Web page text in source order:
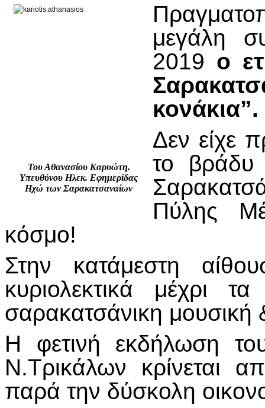
Του Αθανασίου Καρυώτη.
Υπευθύνου Ηλεκ. Εφημερίδας
Ηχώ των Σαρακατσαναίων
μεγάλη
2019 ο
κονάκια”.
Δεν είχε
το
Πύλης
κόσμο!
Στην κατάμεστη
κυριολεκτικά μέχρι
σαρακατσάνικη μουσική
Η φετινή εκδήλωση
Ν.Τρικάλων κρίνεται
παρά την δύσκολη